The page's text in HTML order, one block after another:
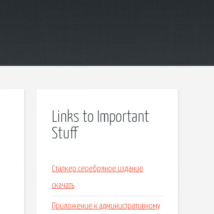
Links to Important
Stuff
Сталкер серебряное издание
скачать
Приложение к административному